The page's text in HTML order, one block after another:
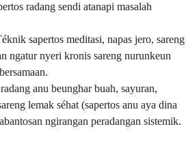
radang sendi atanapi masalah
sapertos meditasi, napas jero, sareng
ngatur nyeri kronis sareng nurunkeun
anu beunghar buah, sayuran,
lemak séhat (sapertos anu aya dina
ngirangan peradangan sistemik.